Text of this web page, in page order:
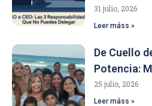
31 julio, 2026
Leer máss »
De Cuello
Potencia:
25 julio, 2026
Leer máss »